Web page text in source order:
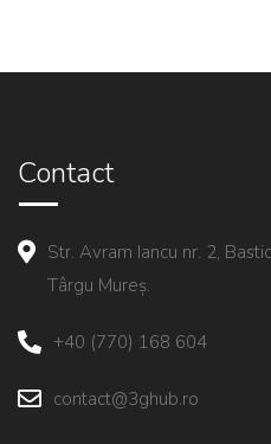
Contact
Str. Avram Iancu nr. 2,
Târgu Mureș.
+40 (770) 168 604
contact@3ghub.ro